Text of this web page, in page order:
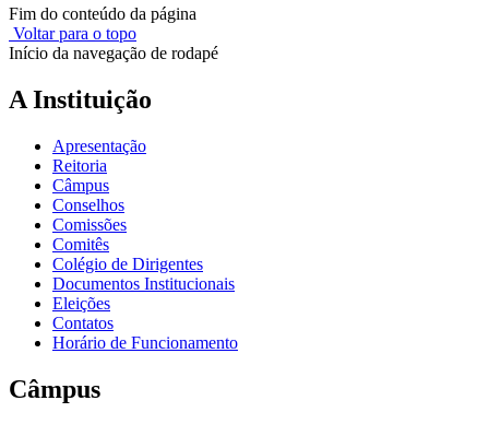
Fim do conteúdo da página
Voltar para o topo
Início da navegação de rodapé
A Instituição
Apresentação
Reitoria
Câmpus
Conselhos
Comissões
Comitês
Colégio de Dirigentes
Documentos Institucionais
Eleições
Contatos
Horário de Funcionamento
Câmpus